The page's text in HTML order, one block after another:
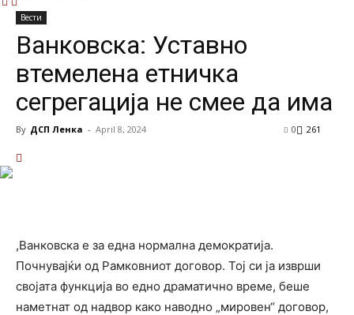
Вести
Ванковска: Уставно
втемелена етничка
сегрегација не смее да има
By ДСП Ленка - April 8, 2024 261
0
,Ванковска е за една нормална демократија.
Почнувајќи од Рамковниот договор. Тој си ја изврши
својата функција во едно драматично време, беше
наметнат од надвор како наводно „мировен“ договор,